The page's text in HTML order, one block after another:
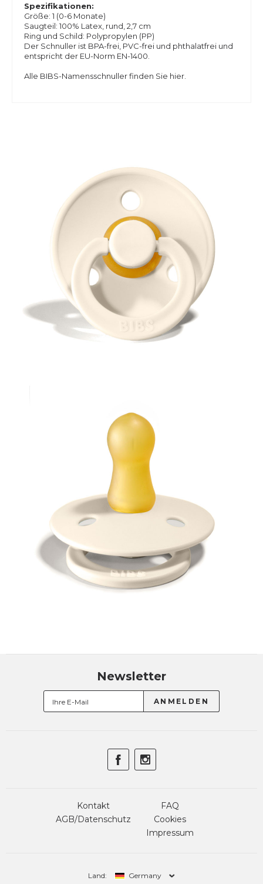
Spezifikationen:
Größe: 1 (0-6 Monate)
Saugteil: 100% Latex, rund, 2,7 cm
Ring und Schild: Polypropylen (PP)
Der Schnuller ist BPA-frei, PVC-frei und phthalatfrei und
entspricht der EU-Norm EN-1400.
Alle BIBS-Namensschnuller finden Sie hier.
Newsletter
Kontakt
AGB/Datenschutz
FAQ
Cookies
Impressum
Land: Germany